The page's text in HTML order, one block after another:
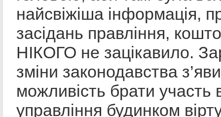
найсвіжіша інформація,
засідань правління,
НІКОГО не зацікавило.
зміни законодавства
можливість брати участь
управління будинком